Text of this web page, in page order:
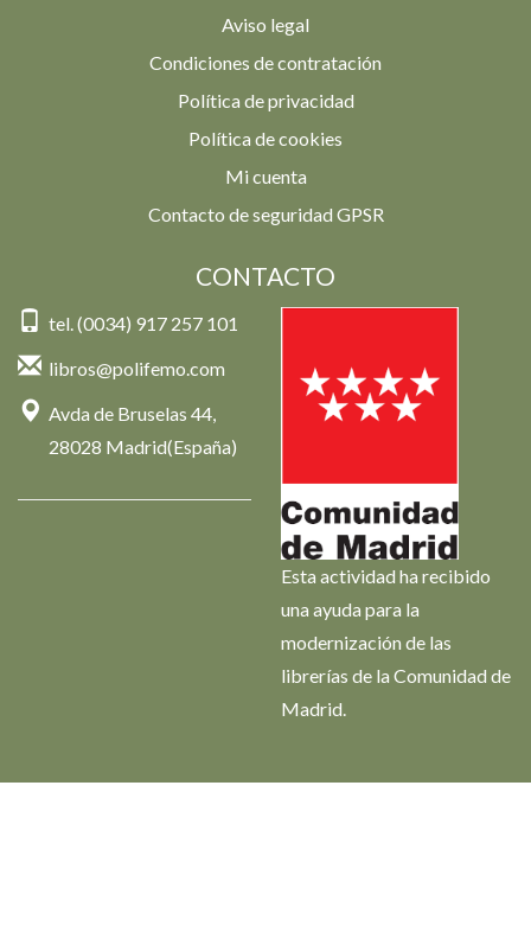
Aviso legal
Condiciones de contratación
Política de privacidad
Política de cookies
Mi cuenta
Contacto de seguridad GPSR
CONTACTO
tel. (0034) 917 257 101
libros@polifemo.com
Avda de Bruselas 44,
28028 Madrid(España)
Esta actividad ha recibido
una ayuda para la
modernización de las
librerías de la Comunidad de
Madrid.